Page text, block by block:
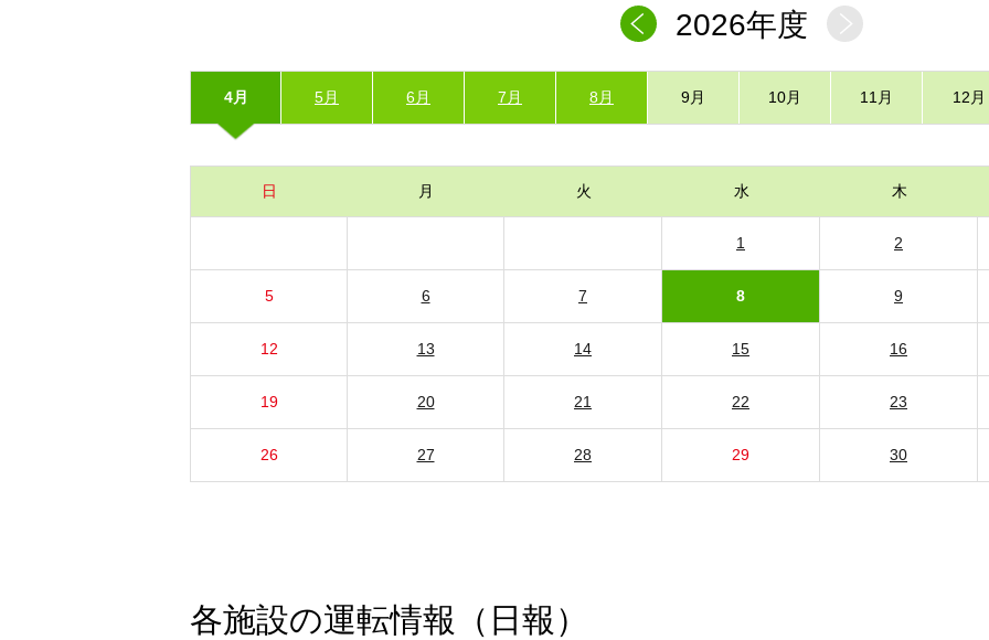
2026年度
4月 5月 6月 7月 8月 9月 10月 11月 12月
日 月 火 水 木
1 2
5 6 7 8 9
12 13 14 15 16
19 20 21 22 23
26 27 28 29 30
各施設の運転情報（日報）